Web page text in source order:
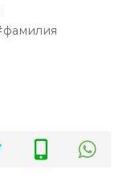
фамилия